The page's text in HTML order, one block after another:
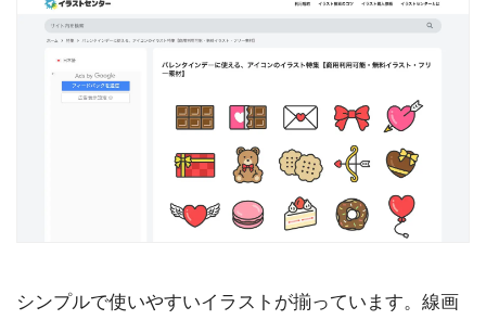
シンプルで使いやすいイラストが揃っています。線画